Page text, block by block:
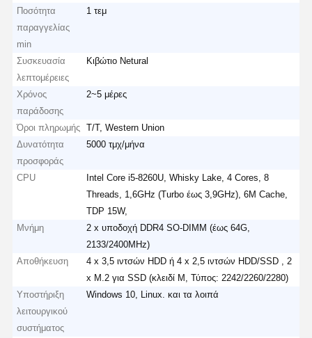
Ποσότητα
παραγγελίας
min
1 τεμ
Συσκευασία
λεπτομέρειες
Κιβώτιο Netural
Χρόνος
παράδοσης
2~5 μέρες
Όροι πληρωμής
T/T, Western Union
Δυνατότητα
προσφοράς
5000 τμχ/μήνα
CPU
Intel Core i5-8260U, Whisky Lake, 4 Cores, 8
Threads, 1,6GHz (Turbo έως 3,9GHz), 6M Cache,
TDP 15W,
Μνήμη
2 x υποδοχή DDR4 SO-DIMM (έως 64G,
2133/2400MHz)
Αποθήκευση
4 x 3,5 ιντσών HDD ή 4 x 2,5 ιντσών HDD/SSD , 2
x M.2 για SSD (κλειδί M, Τύπος: 2242/2260/2280)
Υποστήριξη
λειτουργικού
συστήματος
Windows 10, Linux. και τα λοιπά